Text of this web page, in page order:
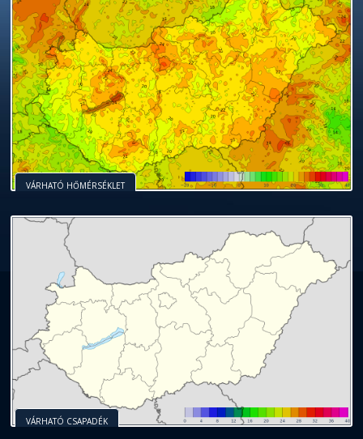
VÁRHATÓ HŐMÉRSÉKLET
VÁRHATÓ CSAPADÉK